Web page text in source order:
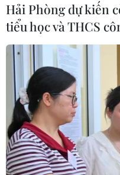
CƠ QUAN CHỦ QUẢN: THÔNG TẤN
Tổng Biên tập: TRẦN
Phó Tổng Biên tập:
THỦY
Sở hữu trí tuệ
RSS
Ngôn ngữ
Hải Phòng dự kiến
tiểu học và THCS